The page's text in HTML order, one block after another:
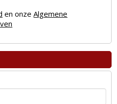
en onzeAlgemene